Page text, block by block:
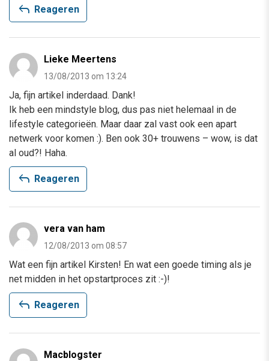
reply Reageren
Lieke Meertens
13/08/2013 om 13:24
Ja, fijn artikel inderdaad. Dank!
Ik heb een mindstyle blog, dus pas niet helemaal in de
lifestyle categorieën. Maar daar zal vast ook een apart
netwerk voor komen :). Ben ook 30+ trouwens – wow, is dat
al oud?! Haha.
reply Reageren
vera van ham
12/08/2013 om 08:57
Wat een fijn artikel Kirsten! En wat een goede timing als je
net midden in het opstartproces zit :-)!
reply Reageren
Macblogster